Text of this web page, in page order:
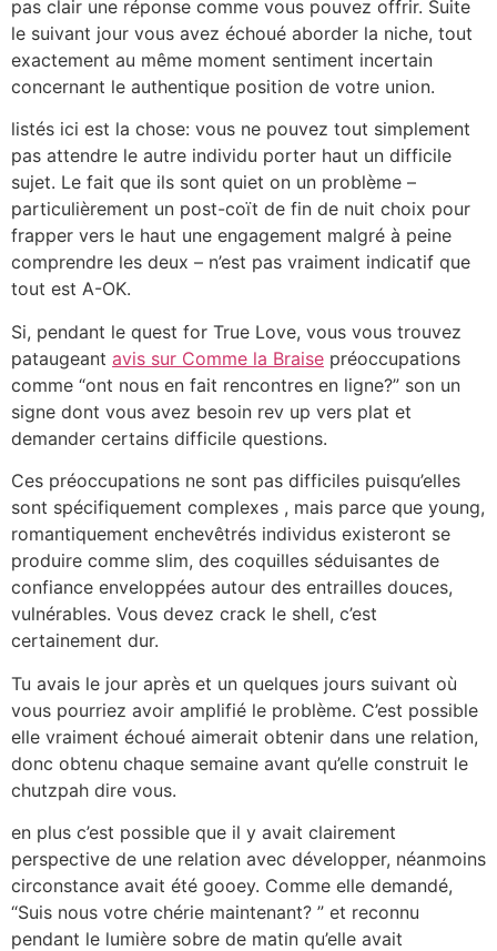
pas clair une réponse comme vous pouvez offrir. Suite
le suivant jour vous avez échoué aborder la niche, tout
exactement au même moment sentiment incertain
concernant le authentique position de votre union.
listés ici est la chose: vous ne pouvez tout simplement
pas attendre le autre individu porter haut un difficile
sujet. Le fait que ils sont quiet on un problème –
particulièrement un post-coït de fin de nuit choix pour
frapper vers le haut une engagement malgré à peine
comprendre les deux – n’est pas vraiment indicatif que
tout est A-OK.
Si, pendant le quest for True Love, vous vous trouvez
pataugeant avis sur Comme la Braise préoccupations
comme “ont nous en fait rencontres en ligne?” son un
signe dont vous avez besoin rev up vers plat et
demander certains difficile questions.
Ces préoccupations ne sont pas difficiles puisqu’elles
sont spécifiquement complexes , mais parce que young,
romantiquement enchevêtrés individus existeront se
produire comme slim, des coquilles séduisantes de
confiance enveloppées autour des entrailles douces,
vulnérables. Vous devez crack le shell, c’est
certainement dur.
Tu avais le jour après et un quelques jours suivant où
vous pourriez avoir amplifié le problème. C’est possible
elle vraiment échoué aimerait obtenir dans une relation,
donc obtenu chaque semaine avant qu’elle construit le
chutzpah dire vous.
en plus c’est possible que il y avait clairement
perspective de une relation avec développer, néanmoins
circonstance avait été gooey. Comme elle demandé,
“Suis nous votre chérie maintenant? ” et reconnu
pendant le lumière sobre de matin qu’elle avait